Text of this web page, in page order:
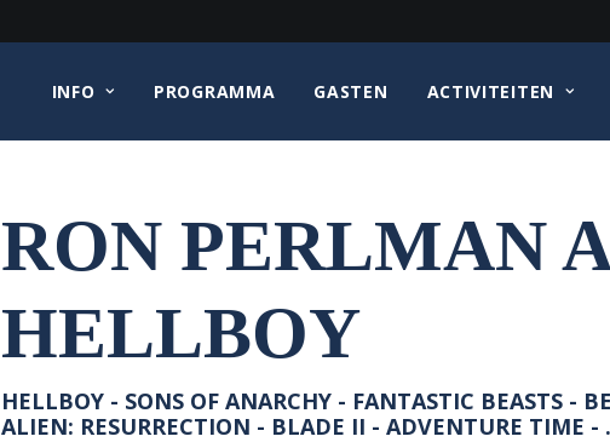
INFO PROGRAMMA GASTEN ACTIVITEITEN
RON PERLMAN
HELLBOY
HELLBOY - SONS OF ANARCHY - FANTASTIC BEASTS -
ALIEN: RESURRECTION - BLADE II - ADVENTURE TIME -